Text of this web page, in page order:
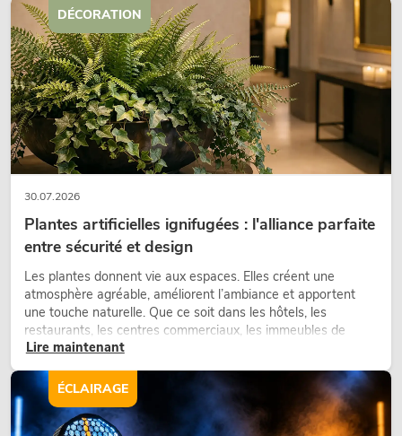
30.07.2026
Plantes artificielles ignifugées : l'alliance parfaite
entre sécurité et design
Les plantes donnent vie aux espaces. Elles créent une
atmosphère agréable, améliorent l’ambiance et apportent
une touche naturelle. Que ce soit dans les hôtels, les
restaurants, les centres commerciaux, les immeubles de
bureaux ou sur les stands d’exposition, une végétalisation de
d’aménagement modernes.
Lire maintenant
DÉCORATION
ÉCLAIRAGE